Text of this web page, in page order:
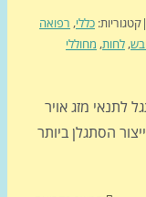
כללי,רפואה
אויר
ביותר